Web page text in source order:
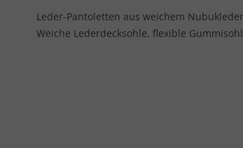
Leder-Pantoletten aus weichem
Weiche Lederdecksohle, flexible